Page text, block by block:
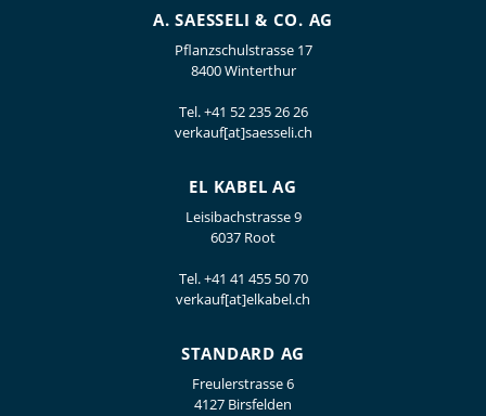
A. SAESSELI & CO. AG
Pflanzschulstrasse 17
8400 Winterthur
Tel.+41 52 235 26 26
verkauf[at]saesseli.ch
EL KABEL AG
Leisibachstrasse 9
6037 Root
Tel.+41 41 455 50 70
verkauf[at]elkabel.ch
STANDARD AG
Freulerstrasse 6
4127 Birsfelden